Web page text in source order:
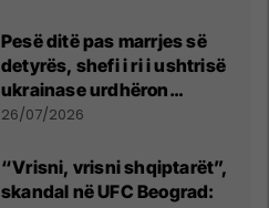
Pesë ditë pas marrjes së
detyrës, shefi i ri i ushtrisë
ukrainase urdhëron
kontroll të madh
26/07/2026
“Vrisni, vrisni shqiptarët”,
skandal në UFC Beograd: